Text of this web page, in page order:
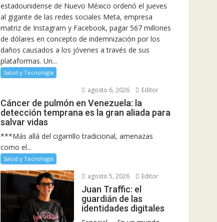
estadounidense de Nuevo México ordenó el jueves
al gigante de las redes sociales Meta, empresa
matriz de Instagram y Facebook, pagar 567 millones
de dólares en concepto de indemnización por los
daños causados a los jóvenes a través de sus
plataformas. Un...
Salud y Tecnología
agosto 6, 2026 Editor
Cáncer de pulmón en Venezuela: la
detección temprana es la gran aliada para
salvar vidas
***Más allá del cigarrillo tradicional, amenazas
como el...
Salud y Tecnología
agosto 5, 2026 Editor
Juan Traffic: el
guardián de las
identidades digitales